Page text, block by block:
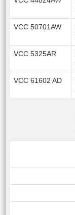
VCC 50701AW
VCC 5325AR
VCC 61602 AD